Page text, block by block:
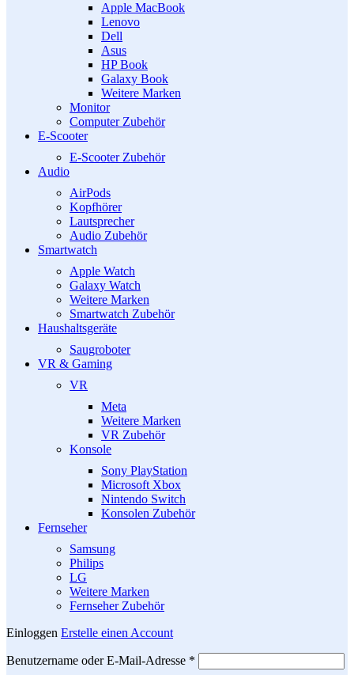
Apple MacBook
Lenovo
Dell
Asus
HP Book
Galaxy Book
Weitere Marken
Monitor
Computer Zubehör
E-Scooter
E-Scooter Zubehör
Audio
AirPods
Kopfhörer
Lautsprecher
Audio Zubehör
Smartwatch
Apple Watch
Galaxy Watch
Weitere Marken
Smartwatch Zubehör
Haushaltsgeräte
Saugroboter
VR & Gaming
VR
Meta
Weitere Marken
VR Zubehör
Konsole
Sony PlayStation
Microsoft Xbox
Nintendo Switch
Konsolen Zubehör
Fernseher
Samsung
Philips
LG
Weitere Marken
Fernseher Zubehör
Einloggen Erstelle einen Account
Benutzername oder E-Mail-Adresse *